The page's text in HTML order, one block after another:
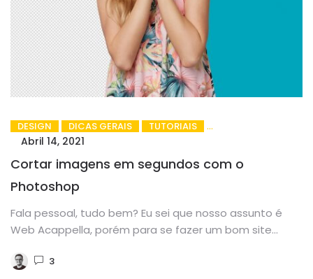
DESIGN DICAS GERAIS TUTORIAIS
Abril 14, 2021
Cortar imagens em segundos com o
Photoshop
Fala pessoal, tudo bem? Eu sei que nosso assunto é
Web Acappella, porém para se fazer um bom site...
3